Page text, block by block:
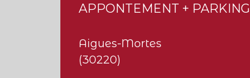
APPONTEMENT + PARKING
Aigues-Mortes
(30220)